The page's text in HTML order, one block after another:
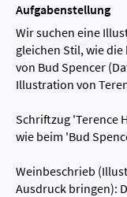
Aufgabenstellung
Wir suchen eine
gleichen Stil, wie
von Bud Spencer
Illustration von
Schriftzug 'Terence
wie beim 'Bud
Weinbeschrieb
Ausdruck bringen):